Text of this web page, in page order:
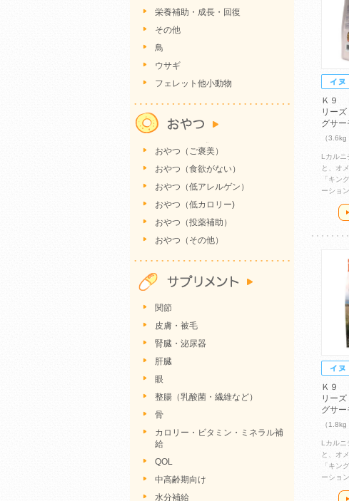
Ｋ９
リー
グサー
（
Lカルニ
と、オ
「キン
ーション
Ｋ９
リー
グサー
（
Lカルニ
と、オ
「キン
ーション
栄養補助・成長・回復
その他
鳥
ウサギ
フェレット他小動物
おやつ（ご褒美）
おやつ（食欲がない）
おやつ（低アレルゲン）
おやつ（低カロリー)
おやつ（投薬補助）
おやつ（その他）
関節
皮膚・被毛
腎臓・泌尿器
肝臓
眼
整腸（乳酸菌・繊維など）
骨
カロリー・ビタミン・ミネラル補
給
QOL
中高齢期向け
水分補給